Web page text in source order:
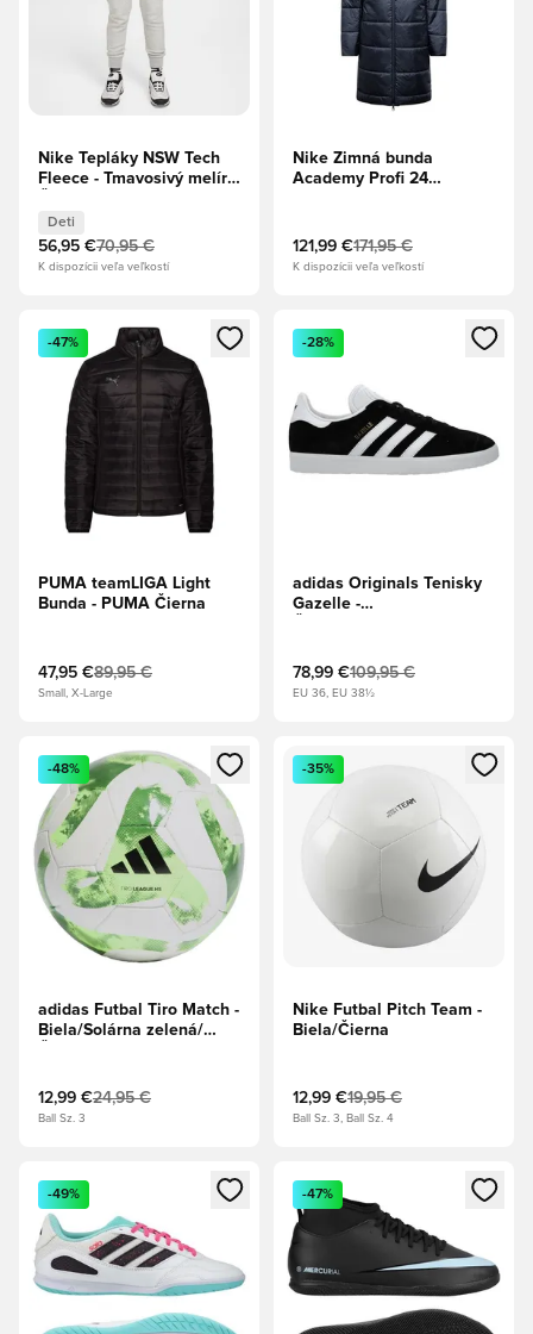
Nike Tepláky NSW Tech
Fleece - Tmavosivý melír/
Deti
56,95 €70,95 €
K dispozícii veľa veľkostí
Nike Zimná bunda
Academy Profi 24
121,99 €171,95 €
K dispozícii veľa veľkostí
Otvorí modál na prihlásenie alebo registráciu ako člen
-47%
PUMA teamLIGA Light
Bunda - PUMA Čierna
47,95 €89,95 €
Small, X-Large
Otvorí modál na prihlásenie
-28%
adidas Originals Tenisky
Gazelle -
78,99 €109,95 €
EU 36, EU 38½
Otvorí modál na prihlásenie alebo registráciu ako člen
-48%
adidas Futbal Tiro Match -
Biela/Solárna zelená/
12,99 €24,95 €
Ball Sz. 3
Otvorí modál na prihlásenie
-35%
Nike Futbal Pitch Team -
Biela/Čierna
12,99 €19,95 €
Ball Sz. 3, Ball Sz. 4
Otvorí modál na prihlásenie alebo registráciu ako člen
-49%
Otvorí modál na prihlásenie
-47%